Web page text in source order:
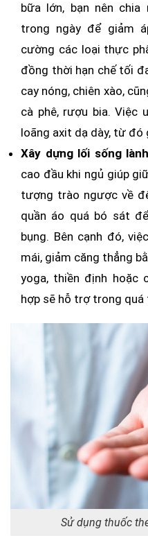
bữa lớn, bạn nên chia
trong ngày để giảm
cường các loại thực
đồng thời hạn chế tối
cay nóng, chiên xào,
cà phê, rượu bia. Việc
loãng axit dạ dày, từ đó
Xây dựng lối sống
cao đầu khi ngủ giúp
tượng trào ngược về
quần áo quá bó sát
bụng. Bên cạnh đó,
mái, giảm căng thẳng
yoga, thiền định hoặc
hợp sẽ hỗ trợ trong
Sử dụng thuốc